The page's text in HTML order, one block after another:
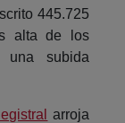
445.725
alta de los
subida
arroja